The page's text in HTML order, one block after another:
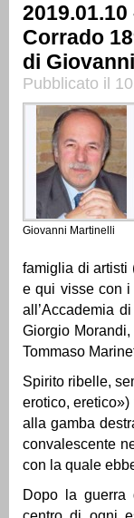
Corrado
di
Pubblicato il
Giovanni Martinelli
famiglia di artisti
e qui visse con i
all’Accademia
Giorgio
Tommaso
Spirito ribelle,
erotico,
alla gamba
convalescente
con la quale
Dopo la guerra